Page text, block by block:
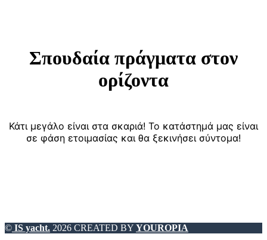
Σπουδαία πράγματα στον
ορίζοντα
Κάτι μεγάλο είναι στα σκαριά! Το κατάστημά μας είναι
σε φάση ετοιμασίας και θα ξεκινήσει σύντομα!
© IS yacht. 2026 CREATED BY YOUROPIA